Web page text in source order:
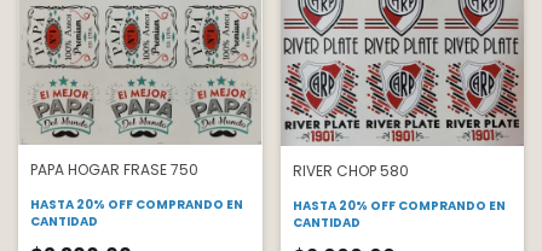
PAPA HOGAR FRASE 750
HASTA 20% OFF COMPRANDO EN
CANTIDAD
RIVER CHOP 580
HASTA 20% OFF COMPRANDO EN
CANTIDAD